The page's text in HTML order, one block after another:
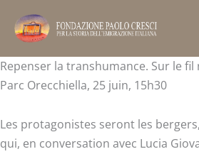
contenu
Repenser la transhumance. Sur le
Parc Orecchiella, 25 juin, 15h30
Les protagonistes seront les
qui, en conversation avec Lucia